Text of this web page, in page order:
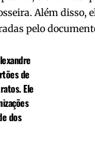
Além disso,
pelo
de
Ele
dos